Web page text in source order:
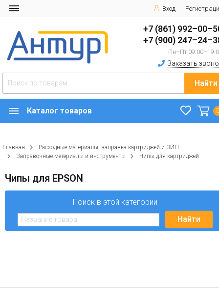
Вход
+7 (861)
+7 (900)
Пн–Пт
Заказать
Найти
Каталог товаров
Главная
Расходные материалы, заправка картриджей и ЗИП
Заправочные метериалы и инструменты
Чипы для картриджей
Чипы для EPSON
Поиск в этой категории